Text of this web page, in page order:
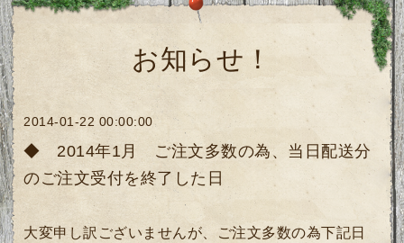
お知らせ！
2014-01-22 00:00:00
◆ 2014年1月 ご注文多数の為、当日配送分
のご注文受付を終了した日
大変申し訳ございませんが、ご注文多数の為下記日